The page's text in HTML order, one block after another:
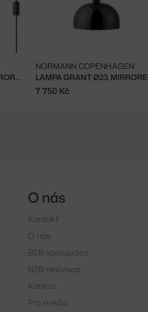
LAMPA GRANT 111 CM, MIRRORED BLACK
NORMANN COPENHAGEN
7 750 Kč
O nás
Kontakt
O nás
B2B spolupráce
B2B realizace
Kariéra
Pro média